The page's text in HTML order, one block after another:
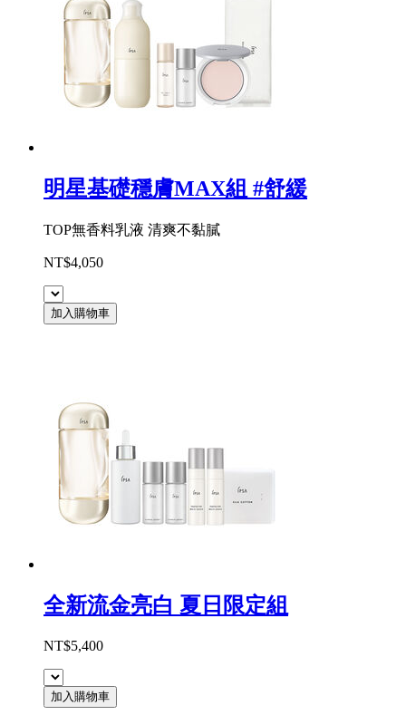
明星基礎穩膚MAX組 #舒緩
TOP無香料乳液 清爽不黏膩
NT$4,050
加入購物車
全新流金亮白 夏日限定組
NT$5,400
加入購物車